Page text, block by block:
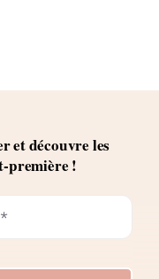
et découvre les
première !